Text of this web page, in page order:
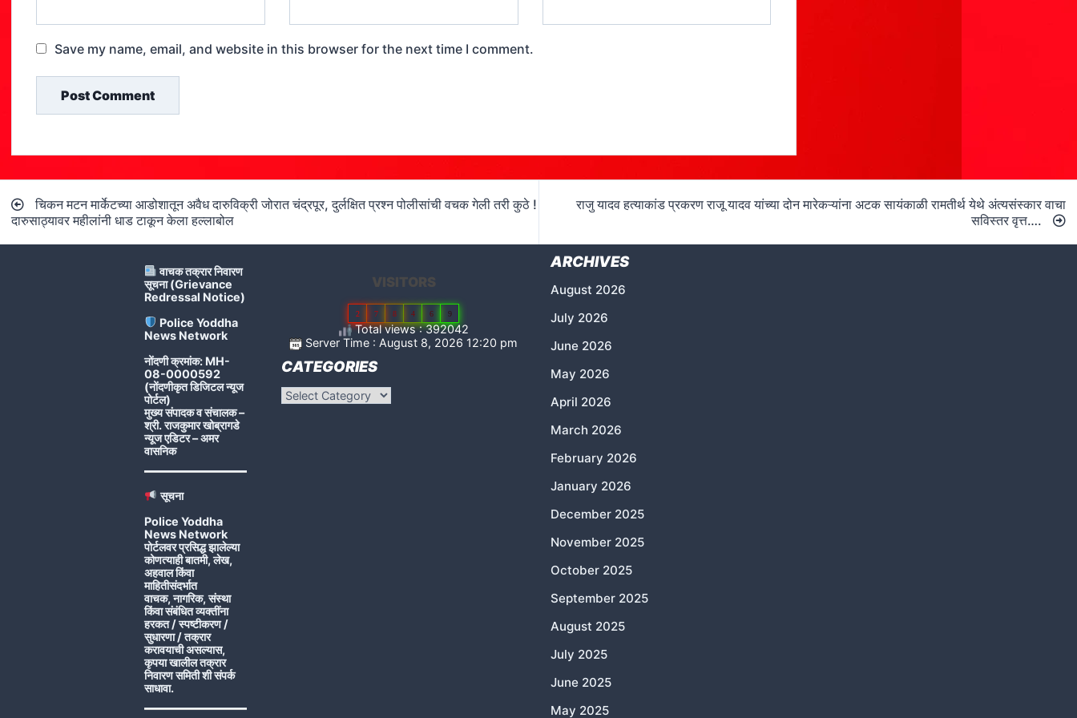
Save my name, email, and website in this browser for the next time I comment.
navigation
चिकन मटन मार्केटच्या आडोशातून अवैध दारुविक्री जोरात चंद्रपूर, दुर्लक्षित प्रश्न पोलीसांची वचक गेली तरी कुठे !
दारुसाठ्यावर महीलांनी धाड टाकून केला हल्लाबोल
राजु यादव हत्याकांड प्रकरण राजू यादव यांच्या दोन मारेकऱ्यांना अटक सायंकाळी रामतीर्थ येथे अंत्यसंस्कार वाचा
सविस्तर वृत्त….
वाचक तक्रार निवारण
सूचना (Grievance
Redressal Notice)
Police Yoddha
News Network
नोंदणी क्रमांक: MH-
08-0000592
(नोंदणीकृत डिजिटल न्यूज
पोर्टल)
मुख्य संपादक व संचालक –
श्री. राजकुमार खोब्रागडे
न्यूज एडिटर – अमर
वासनिक
सूचना
Police Yoddha
News Network
पोर्टलवर प्रसिद्ध झालेल्या
कोणत्याही बातमी, लेख,
अहवाल किंवा
माहितीसंदर्भात
वाचक, नागरिक, संस्था
किंवा संबंधित व्यक्तींना
हरकत / स्पष्टीकरण /
सुधारणा / तक्रार
करावयाची असल्यास,
कृपया खालील तक्रार
निवारण समिती शी संपर्क
साधावा.
VISITORS
2 7 8 4 6 9
Total views : 392042
Server Time : August 8, 2026 12:20 pm
CATEGORIES
Categories
ARCHIVES
August 2026
July 2026
June 2026
May 2026
April 2026
March 2026
February 2026
January 2026
December 2025
November 2025
October 2025
September 2025
August 2025
July 2025
June 2025
May 2025